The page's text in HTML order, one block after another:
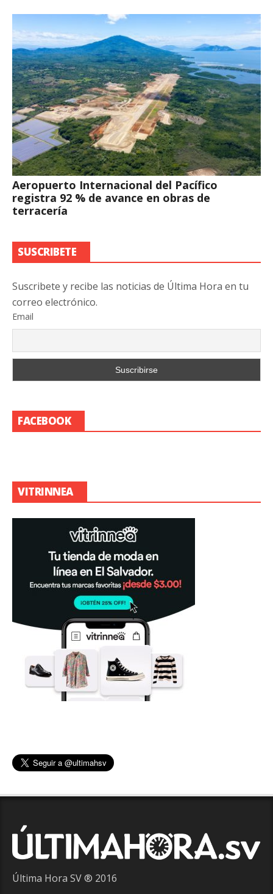
Aeropuerto Internacional del Pacífico
registra 92 % de avance en obras de
terracería
SUSCRIBETE
Suscribete y recibe las noticias de Última Hora en tu
correo electrónico.
Email
FACEBOOK
VITRINNEA
Última Hora SV ® 2016